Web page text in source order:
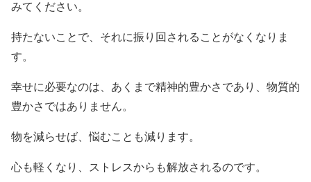
みてください。
持たないことで、それに振り回されることがなくなりま
す。
幸せに必要なのは、あくまで精神的豊かさであり、物質的
豊かさではありません。
物を減らせば、悩むことも減ります。
心も軽くなり、ストレスからも解放されるのです。